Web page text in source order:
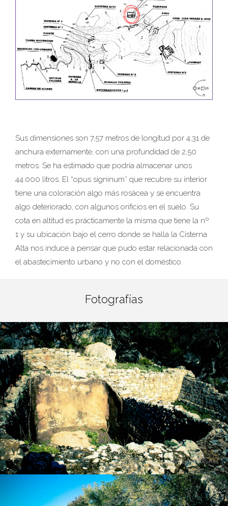
Sus dimensiones son 7,57 metros de longitud por 4,31 de
anchura externamente, con una profundidad de 2,50
metros. Se ha estimado que podría almacenar unos
44.000 litros. El “opus signinum” que recubre su interior
tiene una coloración algo más rosácea y se encuentra
algo deteriorado, con algunos orificios en el suelo. Su
cota en altitud es prácticamente la misma que tiene la nº
1 y su ubicación bajo el cerro donde se halla la Cisterna
Alta nos induce a pensar que pudo estar relacionada con
el abastecimiento urbano y no con el doméstico.
Fotografías